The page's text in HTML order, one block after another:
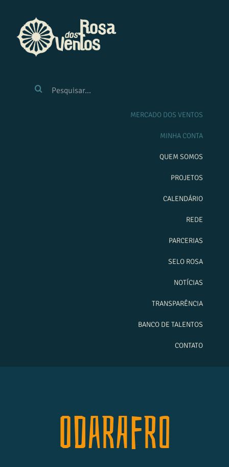
conteúdo
RESULTADOS
MERCADO DOS VENTOS
MINHA CONTA
QUEM SOMOS
PROJETOS
CALENDÁRIO
REDE
PARCERIAS
SELO ROSA
NOTÍCIAS
TRANSPARÊNCIA
BANCO DE TALENTOS
CONTATO
Odarafro